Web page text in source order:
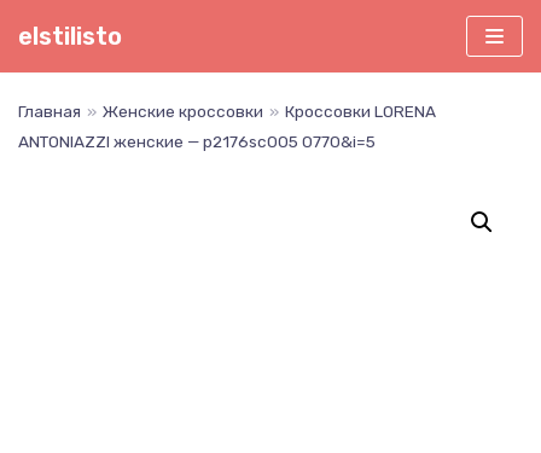
Перейти
elstilisto
Главная » Женские кроссовки » Кроссовки LORENA
ANTONIAZZI женские — p2176sc005 0770&i=5